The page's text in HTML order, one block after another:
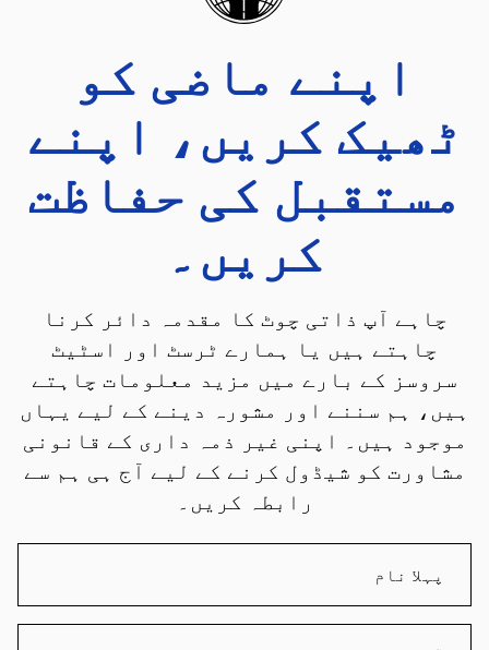
اپنے ماضی کو
ٹھیک کریں، اپنے
مستقبل کی حفاظت
کریں۔
چاہے آپ ذاتی چوٹ کا مقدمہ دائر کرنا
چاہتے ہیں یا ہمارے ٹرسٹ اور اسٹیٹ
سروسز کے بارے میں مزید معلومات چاہتے
ہیں، ہم سننے اور مشورہ دینے کے لیے یہاں
موجود ہیں۔ اپنی غیر ذمہ داری کے قانونی
مشاورت کو شیڈول کرنے کے لیے آج ہی ہم سے
رابطہ کریں۔